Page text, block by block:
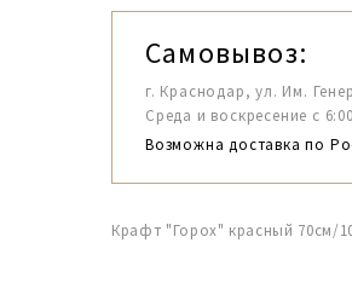
Самовывоз:
г. Краснодар, ул. Им.
Среда и воскресение с
Возможна доставка по
Крафт "Горох" красный 70см/